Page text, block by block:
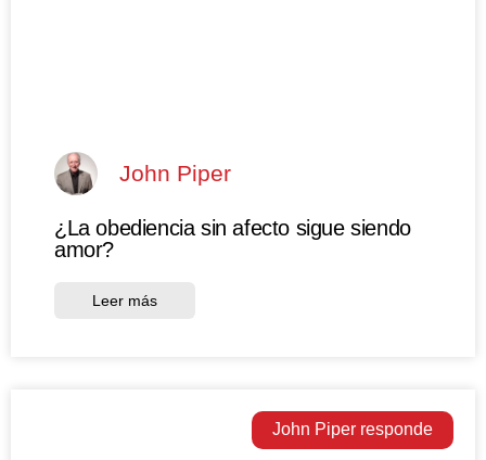
John Piper
¿La obediencia sin afecto sigue siendo
amor?
Leer más
John Piper responde